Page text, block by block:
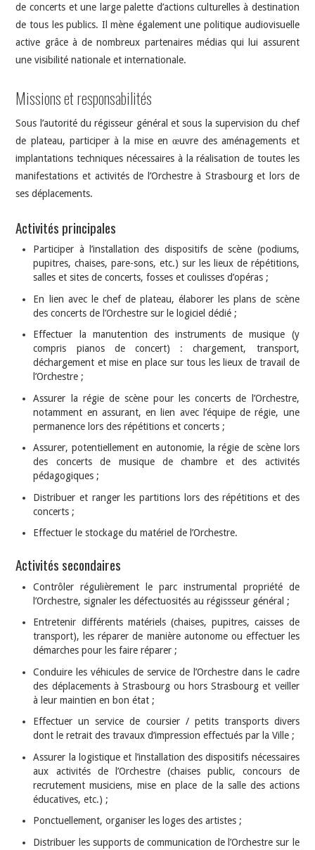
de concerts et une large palette d’actions culturelles à destination
de tous les publics. Il mène également une politique audiovisuelle
active grâce à de nombreux partenaires médias qui lui assurent
une visibilité nationale et internationale.
Missions et responsabilités
Sous l’autorité du régisseur général et sous la supervision du chef
de plateau, participer à la mise en œuvre des aménagements et
implantations techniques nécessaires à la réalisation de toutes les
manifestations et activités de l’Orchestre à Strasbourg et lors de
ses déplacements.
Activités principales
Participer à l’installation des dispositifs de scène (podiums,
pupitres, chaises, pare-sons, etc.) sur les lieux de répétitions,
salles et sites de concerts, fosses et coulisses d’opéras ;
En lien avec le chef de plateau, élaborer les plans de scène
des concerts de l’Orchestre sur le logiciel dédié ;
Effectuer la manutention des instruments de musique (y
compris pianos de concert) : chargement, transport,
déchargement et mise en place sur tous les lieux de travail de
l’Orchestre ;
Assurer la régie de scène pour les concerts de l’Orchestre,
notamment en assurant, en lien avec l’équipe de régie, une
permanence lors des répétitions et concerts ;
Assurer, potentiellement en autonomie, la régie de scène lors
des concerts de musique de chambre et des activités
pédagogiques ;
Distribuer et ranger les partitions lors des répétitions et des
concerts ;
Effectuer le stockage du matériel de l’Orchestre.
Activités secondaires
Contrôler régulièrement le parc instrumental propriété de
l’Orchestre, signaler les défectuosités au régissseur général ;
Entretenir différents matériels (chaises, pupitres, caisses de
transport), les réparer de manière autonome ou effectuer les
démarches pour les faire réparer ;
Conduire les véhicules de service de l’Orchestre dans le cadre
des déplacements à Strasbourg ou hors Strasbourg et veiller
à leur maintien en bon état ;
Effectuer un service de coursier / petits transports divers
dont le retrait des travaux d’impression effectués par la Ville ;
Assurer la logistique et l’installation des dispositifs nécessaires
aux activités de l’Orchestre (chaises public, concours de
recrutement musiciens, mise en place de la salle des actions
éducatives, etc.) ;
Ponctuellement, organiser les loges des artistes ;
Distribuer les supports de communication de l’Orchestre sur le